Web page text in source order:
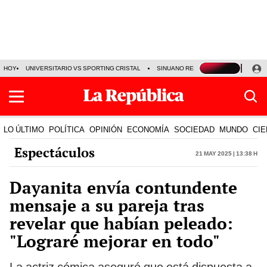
HOY UNIVERSITARIO VS SPORTING CRISTAL SINUANO RESULTADOS HOY
LO ÚLTIMO POLÍTICA OPINIÓN ECONOMÍA SOCIEDAD MUNDO
Espectáculos 21 May 2025 | 13:38 h
Dayanita envía contundente
mensaje a su pareja tras
revelar que habían peleado:
"Lograré mejorar en todo"